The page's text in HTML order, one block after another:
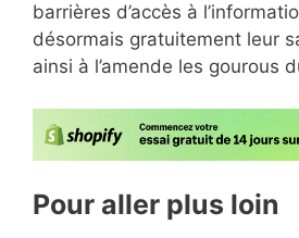
barrières d’accès à
désormais gratuitement leur
ainsi à l’amende les gourous
Pour aller plus loin